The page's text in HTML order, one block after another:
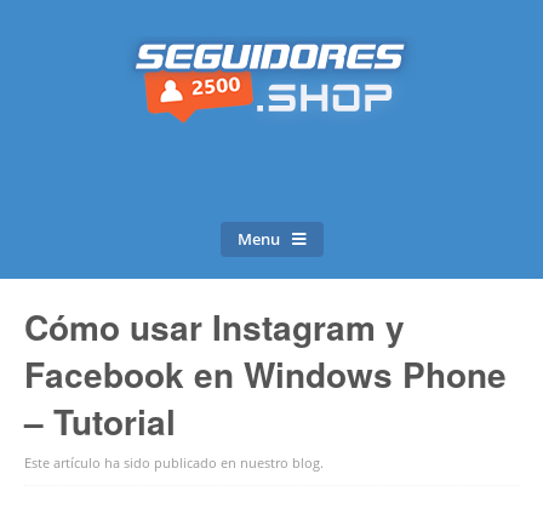
Menu
Cómo usar Instagram y
Facebook en Windows Phone
– Tutorial
Este artículo ha sido publicado en nuestro blog.